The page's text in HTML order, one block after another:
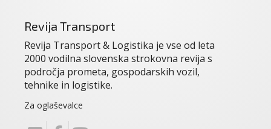
Revija Transport
Revija Transport & Logistika je vse od leta
2000 vodilna slovenska strokovna revija s
področja prometa, gospodarskih vozil,
tehnike in logistike.
Za oglaševalce